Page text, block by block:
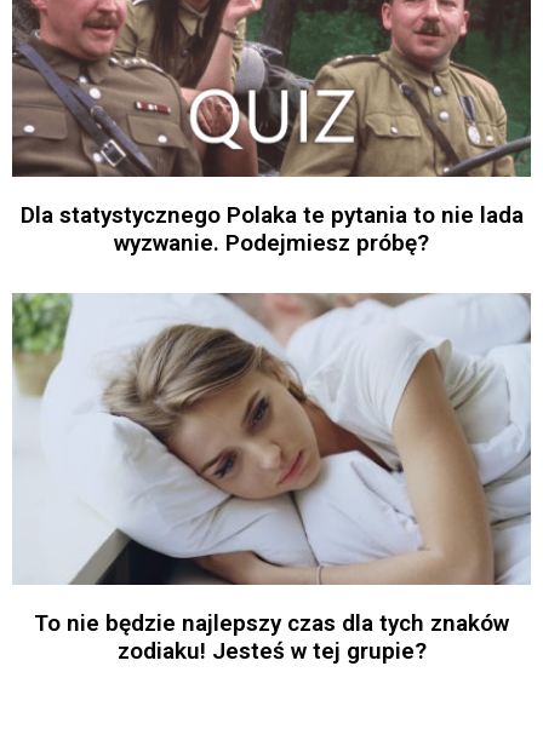
Dla statystycznego Polaka te pytania to nie lada
wyzwanie. Podejmiesz próbę?
To nie będzie najlepszy czas dla tych znaków
zodiaku! Jesteś w tej grupie?